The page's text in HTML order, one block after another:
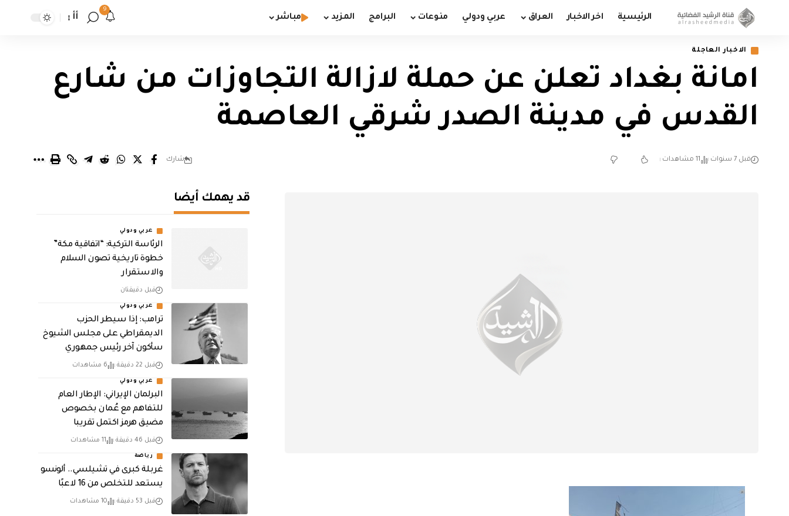
الرئيسية اخر الاخبار العراق عربي ودولي منوعات البرامج المزيد مباشر
9
أأ
الاخبار العاجلة
امانة بغداد تعلن عن حملة لازالة التجاوزات من شارع
القدس في مدينة الصدر شرقي العاصمة
قبل 7 سنوات 11 مشاهدات شارك
قد يهمك أيضا
عربي ودولي
الرئاسة التركية: “اتفاقية مكة”
خطوة تاريخية تصون السلام
والاستقرار
قبل دقيقتان
عربي ودولي
ترامب: إذا سيطر الحزب
الديمقراطي على مجلس الشيوخ
سأكون آخر رئيس جمهوري
قبل 22 دقيقة 6 مشاهدات
عربي ودولي
البرلمان الإيراني: الإطار العام
للتفاهم مع عُمان بخصوص
مضيق هرمز اكتمل تقريبا
قبل 46 دقيقة 11 مشاهدات
رياضة
غربلة كبرى في تشيلسي.. ألونسو
يستعد للتخلص من 16 لاعبًا
قبل 53 دقيقة 10 مشاهدات